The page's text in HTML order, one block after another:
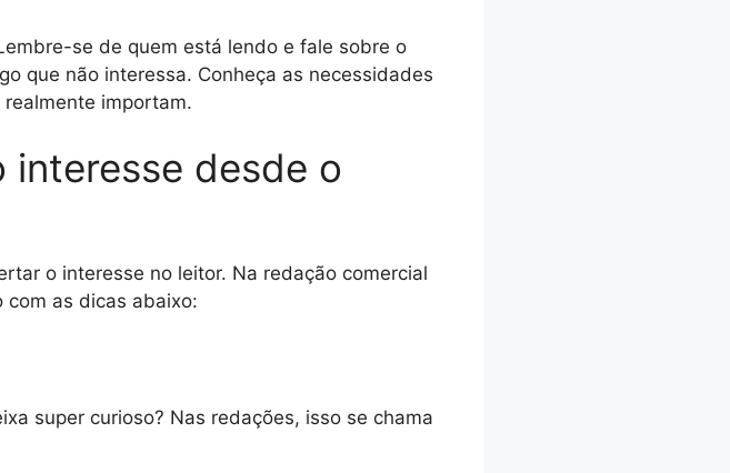
se de quem está lendo e fale sobre o
que não interessa. Conheça as necessidades
importam.
interesse desde o
o interesse no leitor. Na redação comercial
com as dicas abaixo:
super curioso? Nas redações, isso se chama